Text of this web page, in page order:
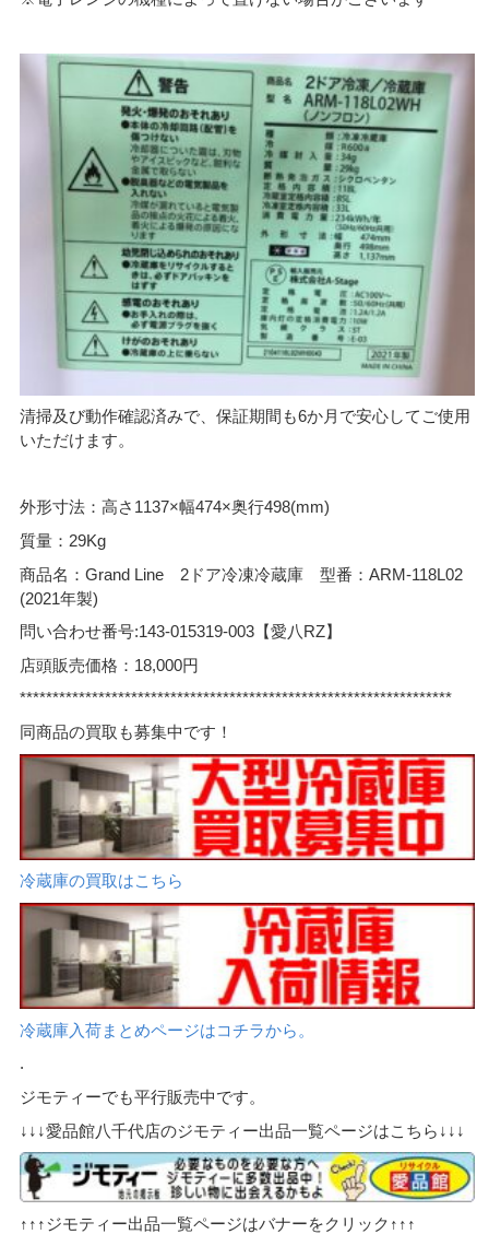
清掃及び動作確認済みで、保証期間も6か月で安心してご使用
いただけます。
外形寸法：高さ1137×幅474×奥行498(mm)
質量：29Kg
商品名：Grand Line 2ドア冷凍冷蔵庫 型番：ARM-118L02
(2021年製)
問い合わせ番号:143-015319‐003【愛八RZ】
店頭販売価格：18,000円
******************************************************************
同商品の買取も募集中です！
冷蔵庫の買取はこちら
冷蔵庫入荷まとめページはコチラから。
.
ジモティーでも平行販売中です。
↓↓↓愛品館八千代店のジモティー出品一覧ページはこちら↓↓↓
↑↑↑ジモティー出品一覧ページはバナーをクリック↑↑↑